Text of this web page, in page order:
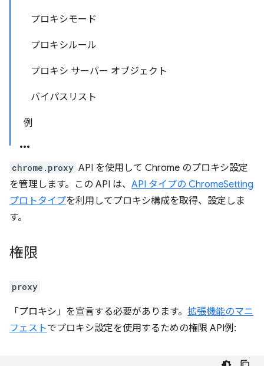
プロキシモード
プロキシルール
プロキシ サーバー オブジェクト
バイパスリスト
例
chrome.proxy API を使用して Chrome のプロキシ設定
を管理します。この API は、 API タイプの ChromeSetting
プロトタイプを利用してプロキシ構成を取得、設定しま
す。
権限
proxy
「プロキシ」を宣言する必要があります。 拡張機能のマニ
フェストでプロキシ設定を使用するための権限 API例: